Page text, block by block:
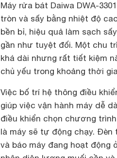
Máy rửa bát Daiwa DWA-
tròn và sấy bằng nhiệt độ
bền bỉ, hiệu quả làm sạch
gần như tuyệt đối. Một chu
khá dài nhưng rất tiết kiệm
chủ yếu trong khoảng thời
Việc bố trí hệ thông điều
giúp việc vận hành máy dễ
điều khiển chọn chương
là máy sẽ tự động chạy.
và báo máy đang hoạt động